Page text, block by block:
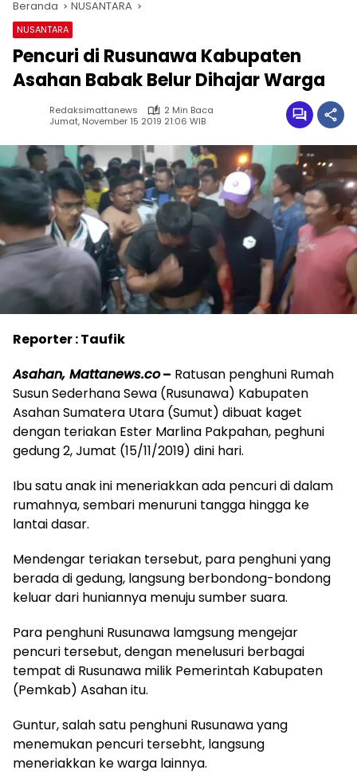
Beranda NUSANTARA
NUSANTARA
Pencuri di Rusunawa Kabupaten
Asahan Babak Belur Dihajar Warga
Redaksimattanews
2 Min Baca
Jumat, November 15 2019 21:06 WIB
Reporter : Taufik
Asahan, Mattanews.co– Ratusan penghuni Rumah
Susun Sederhana Sewa (Rusunawa) Kabupaten
Asahan Sumatera Utara (Sumut) dibuat kaget
dengan teriakan Ester Marlina Pakpahan, peghuni
gedung 2, Jumat (15/11/2019) dini hari.
Ibu satu anak ini meneriakkan ada pencuri di dalam
rumahnya, sembari menuruni tangga hingga ke
lantai dasar.
Mendengar teriakan tersebut, para penghuni yang
berada di gedung, langsung berbondong-bondong
keluar dari huniannya menuju sumber suara.
Para penghuni Rusunawa lamgsung mengejar
pencuri tersebut, dengan menelusuri berbagai
tempat di Rusunawa milik Pemerintah Kabupaten
(Pemkab) Asahan itu.
Guntur, salah satu penghuni Rusunawa yang
menemukan pencuri tersebht, langsung
meneriakkan ke warga lainnya.